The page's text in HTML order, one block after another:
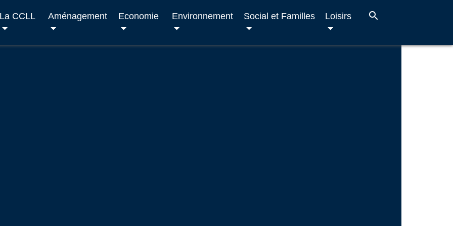
La CCLL Aménagement Economie Environnement Social et Familles Loisirs search